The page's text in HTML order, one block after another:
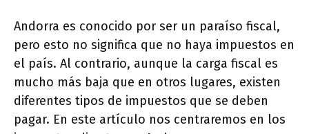
Andorra es conocido por ser un paraíso fiscal,
pero esto no significa que no haya impuestos en
el país. Al contrario, aunque la carga fiscal es
mucho más baja que en otros lugares, existen
diferentes tipos de impuestos que se deben
pagar. En este artículo nos centraremos en los